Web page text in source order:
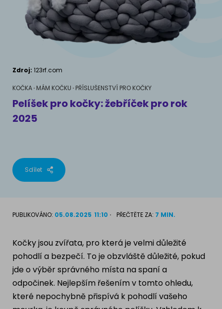
Pamlsky a doplňky stravy
VÝCHOVA PSA
Chování
Školení
MÁM PSA
Život se psem
Příslušenství pro psy
PLEMENA PSŮ
Francouzský buldog
Dalmatín
Výživové poradenství
Pamlsky a doplňky stravy
MÁM KOČKU
Jak rozumět kočce
Život s kočkou
Školení
Příslušenství pro kočky
PLEMENA KOČEK
Britská krátkosrstá kočka
Bengálská kočka
Kanadský Sphynx
AKVARIJNÍ RYBY
Zdroj: 123rf.com
KOČKA MÁM KOČKU PŘÍSLUŠENSTVÍ PRO KOČKY
Pelíšek pro kočky: žebříček pro rok
2025
Sdílet
PUBLIKOVÁNO: 05.08.2025 11:10 PŘEČTĚTE ZA: 7 MIN.
Kočky jsou zvířata, pro která je velmi důležité
pohodlí a bezpečí. To je obzvláště důležité, pokud
jde o výběr správného místa na spaní a
odpočinek. Nejlepším řešením v tomto ohledu,
které nepochybně přispívá k pohodlí vašeho